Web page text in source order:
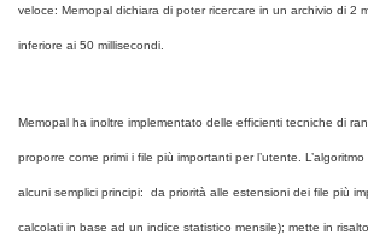
veloce: Memopal dichiara di poter ricercare in un archivio di 2
inferiore ai 50 millisecondi.
Memopal ha inoltre implementato delle efficienti tecniche di
proporre come primi i file più importanti per l’utente.
alcuni semplici principi: da priorità alle estensioni dei file più
calcolati in base ad un indice statistico mensile); mette in